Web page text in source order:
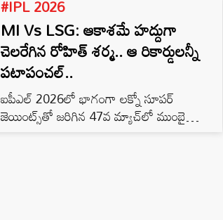
#IPL 2026
MI Vs LSG: ఆకాశమే హద్దుగా
చెలరేగిన రోహిత్ శర్మ.. ఆ రికార్డులన్నీ
పటాపంచల్..
ఐపీఎల్ 2026లో భాగంగా లక్నో సూపర్
జెయింట్స్‌తో జరిగిన 47వ మ్యాచ్‌లో ముంబై